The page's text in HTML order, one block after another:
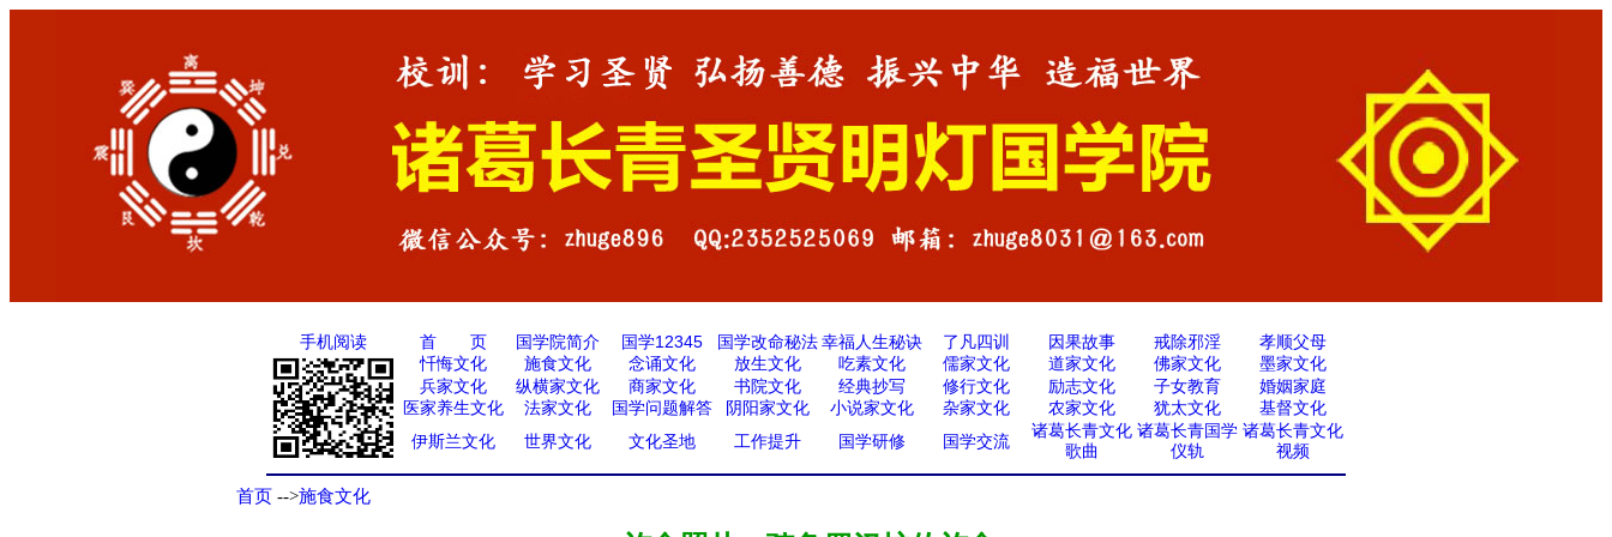
手机阅读 首 页 国学院简介 国学12345 国学改命秘法 幸福人生秘诀 了凡四训 因果故事 戒除邪淫
孝顺父母
忏悔文化
施食文化 念诵文化 放生文化 吃素文化 儒家文化 道家文化 佛家文化
墨家文化
兵家文化
纵横家文化 商家文化 书院文化 经典抄写 修行文化 励志文化 子女教育
婚姻家庭
医家养生文化
法家文化 国学问题解答 阴阳家文化 小说家文化 杂家文化 农家文化 犹太文化
基督文化
伊斯兰文化
世界文化 文化圣地 工作提升 国学研修 国学交流
诸葛长青文化
歌曲
诸葛长青国学
仪轨
诸葛长青文化
视频
首页 -->施食文化